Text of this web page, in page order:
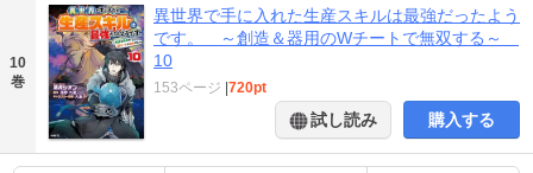
10
巻
異世界で手に入れた生産スキルは最強だったよう
です。 ～創造＆器用のWチートで無双する～
10
153ページ |720pt
試し読み 購入する